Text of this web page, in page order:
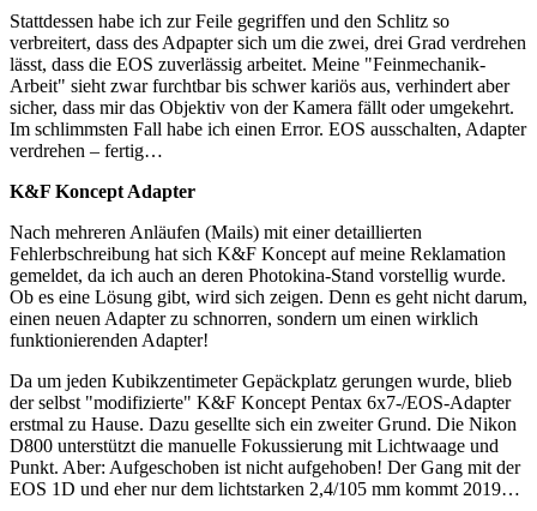
Stattdessen habe ich zur Feile gegriffen und den Schlitz so
verbreitert, dass des Adpapter sich um die zwei, drei Grad verdrehen
lässt, dass die EOS zuverlässig arbeitet. Meine "Feinmechanik-
Arbeit" sieht zwar furchtbar bis schwer kariös aus, verhindert aber
sicher, dass mir das Objektiv von der Kamera fällt oder umgekehrt.
Im schlimmsten Fall habe ich einen Error. EOS ausschalten, Adapter
verdrehen – fertig…
K&F Koncept Adapter
Nach mehreren Anläufen (Mails) mit einer detaillierten
Fehlerbschreibung hat sich K&F Koncept auf meine Reklamation
gemeldet, da ich auch an deren Photokina-Stand vorstellig wurde.
Ob es eine Lösung gibt, wird sich zeigen. Denn es geht nicht darum,
einen neuen Adapter zu schnorren, sondern um einen wirklich
funktionierenden Adapter!
Da um jeden Kubikzentimeter Gepäckplatz gerungen wurde, blieb
der selbst "modifizierte" K&F Koncept Pentax 6x7-/EOS-Adapter
erstmal zu Hause. Dazu gesellte sich ein zweiter Grund. Die Nikon
D800 unterstützt die manuelle Fokussierung mit Lichtwaage und
Punkt. Aber: Aufgeschoben ist nicht aufgehoben! Der Gang mit der
EOS 1D und eher nur dem lichtstarken 2,4/105 mm kommt 2019…